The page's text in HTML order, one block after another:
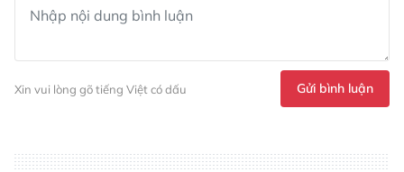
Xin vui lòng gõ tiếng Việt có dấu Gửi bình luận